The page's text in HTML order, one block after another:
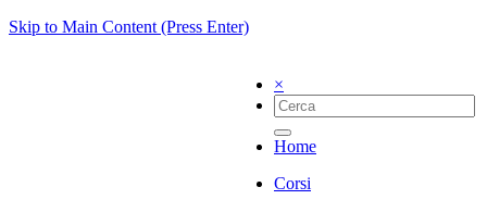
Skip to Main Content (Press Enter)
×
Home
Corsi